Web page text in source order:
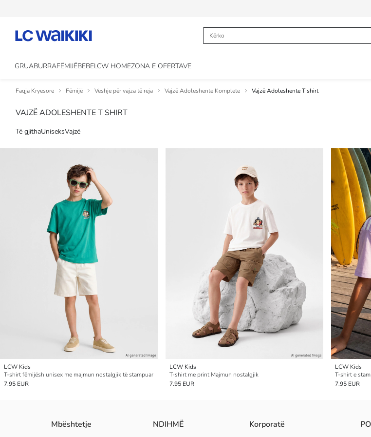
GRUABURRAFËMIJËBEBELCW HOMEZONA E OFERTAVE
Faqja Kryesore Fëmijë Veshje për vajza të reja Vajzë Adoleshente Komplete Vajzë Adoleshente T shirt
VAJZË ADOLESHENTE T SHIRT
Të gjithaUniseksVajzë
LCW Kids
T-shirt fëmijësh unisex me majmun nostalgjik të stampuar
7.95 EUR
LCW Kids
T-shirt me print Majmun nostalgjik
7.95 EUR
LCW Kids
T-shirt e
7.95 EUR
Mbështetje NDIHMË Korporatë